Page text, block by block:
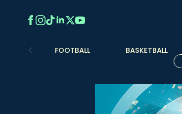
FOOTBALL BASKETBALL